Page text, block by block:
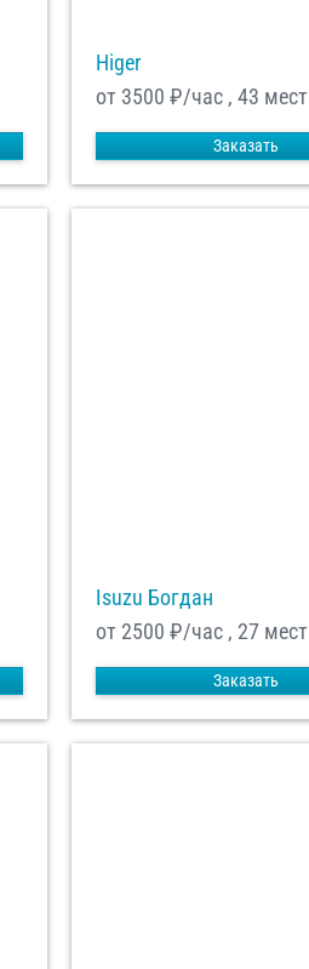
Higer
от 3500 ₽/час , 43 мест
Заказать
Isuzu Богдан
от 2500 ₽/час , 27 мест
Заказать